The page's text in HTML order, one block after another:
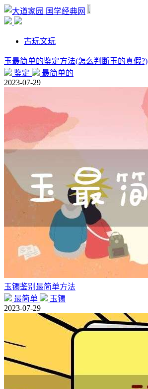
国学经典网
古玩文玩
玉最简单的鉴定方法(怎么判断玉的真假?)
鉴定
最简单的
2023-07-29
玉镯鉴别最简单方法
最简单
玉镯
2023-07-29